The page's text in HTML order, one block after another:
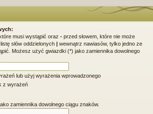
ę j
musi wystąpić oraz - przed słowem, które nie może
słów oddzielonych | wewnątrz nawiasów, tylko jedno ze
Możesz użyć gwiazdki (*) jako zamiennika dowolnego
lub użyj wyrażenia wprowadzonego
z wyrażeń
zamiennika dowolnego ciągu znaków.